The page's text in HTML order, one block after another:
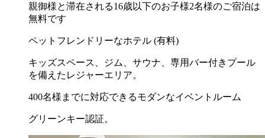
親御様と滞在される16歳以下のお子様2名様のご宿泊は
無料です
ペットフレンドリーなホテル (有料)
キッズスペース、ジム、サウナ、専用バー付きプール
を備えたレジャーエリア。
400名様までに対応できるモダンなイベントルーム
グリーンキー認証。